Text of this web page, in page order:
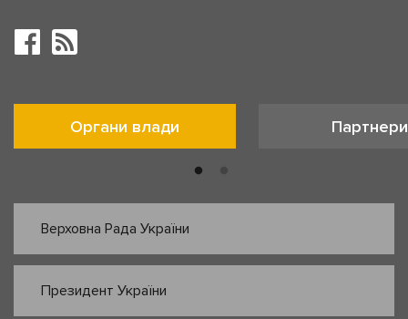
Органи влади Партнери
Верховна Рада України
Президент України